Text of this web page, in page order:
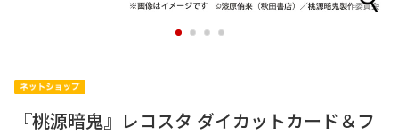
1 2 3 4
『桃源暗鬼』レコスタ ダイカットカード＆フ